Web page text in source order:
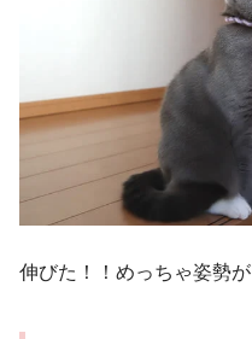
伸びた！！めっちゃ姿勢